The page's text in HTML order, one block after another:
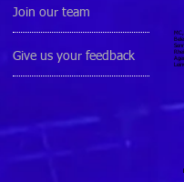
Join our team
Give us your feedback